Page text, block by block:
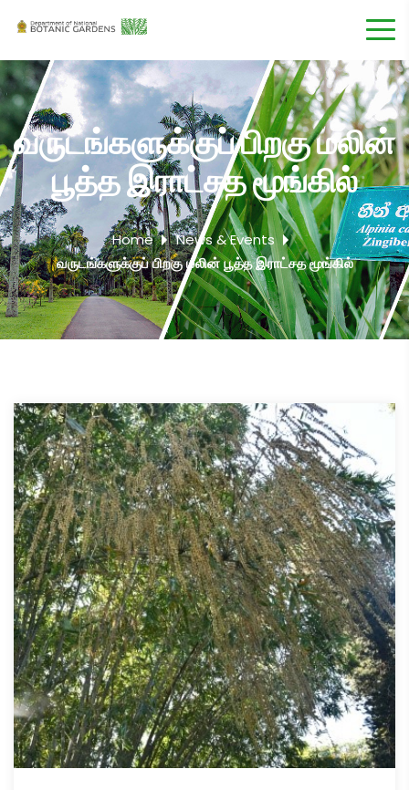
வருடங்களுக்குப் பிறகு மலின்
பூத்த இராட்சத மூங்கில்
Home
News & Events
வருடங்களுக்குப் பிறகு மலின் பூத்த இராட்சத மூங்கில்